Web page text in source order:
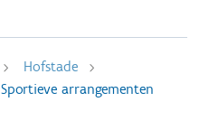
Hofstade
Sportieve arrangementen